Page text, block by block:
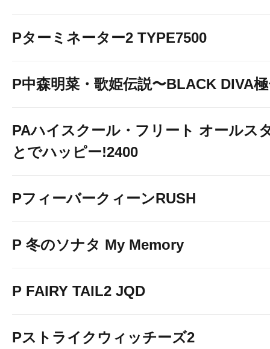
Pターミネーター2 TYPE7500
P中森明菜・歌姫伝説〜BLACK DIVA
PAハイスクール・フリート オールス
とでハッピー!2400
PフィーバークィーンRUSH
P 冬のソナタ My Memory
P FAIRY TAIL2 JQD
Pストライクウィッチーズ2